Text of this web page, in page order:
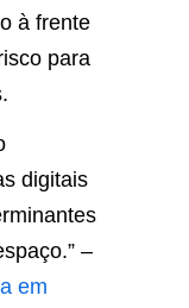
à frente
para
digitais
–
em